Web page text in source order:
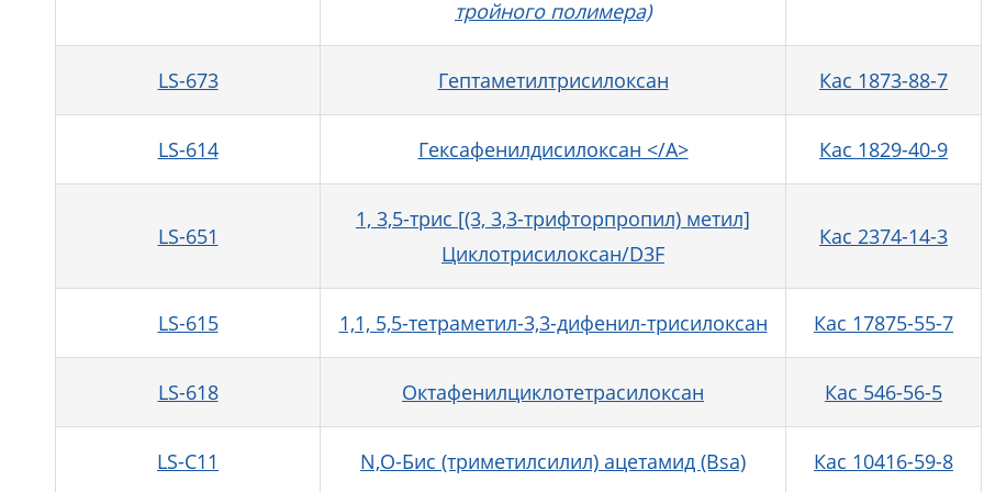
тройного полимера)
LS-673 Гептаметилтрисилоксан Кас 1873-88-7
LS-614 Гексафенилдисилоксан </A> Кас 1829-40-9
LS-651
1, 3,5-трис [(3, 3,3-трифторпропил) метил]
Циклотрисилоксан/D3F
Кас 2374-14-3
LS-615 1,1, 5,5-тетраметил-3,3-дифенил-трисилоксан Кас 17875-55-7
LS-618 Октафенилциклотетрасилоксан Кас 546-56-5
LS-C11 N,O-Бис (триметилсилил) ацетамид (Bsa) Кас 10416-59-8